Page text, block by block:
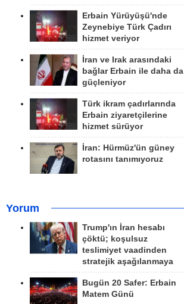
Erbain Yürüyüşü'nde
Zeynebiye Türk Çadırı
hizmet veriyor
İran ve Irak arasındaki
bağlar Erbain ile daha da
güçleniyor
Türk ikram çadırlarında
Erbain ziyaretçilerine
hizmet sürüyor
İran: Hürmüz'ün güney
rotasını tanımıyoruz
Yorum
Trump'ın İran hesabı
çöktü; koşulsuz
teslimiyet vaadinden
stratejik aşağılanmaya
Bugün 20 Safer: Erbain
Matem Günü